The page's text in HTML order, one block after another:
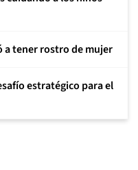
a tener rostro de mujer
estratégico para el